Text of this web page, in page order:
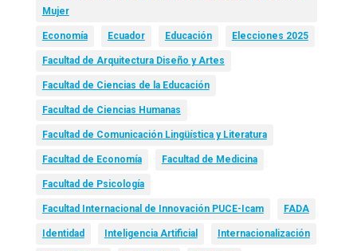
Mujer
Economía Ecuador Educación Elecciones 2025
Facultad de Arquitectura Diseño y Artes
Facultad de Ciencias de la Educación
Facultad de Ciencias Humanas
Facultad de Comunicación Lingüística y Literatura
Facultad de Economía Facultad de Medicina
Facultad de Psicología
Facultad Internacional de Innovación PUCE-Icam FADA
Identidad Inteligencia Artificial Internacionalización